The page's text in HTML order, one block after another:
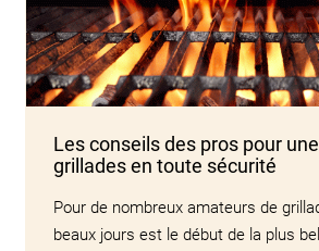
Les conseils des pros pour
grillades en toute sécurité
Pour de nombreux amateurs de
beaux jours est le début de la plus